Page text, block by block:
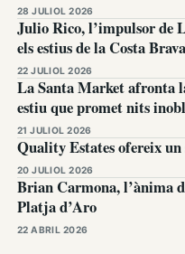
28 JULIOL 2026
Julio Rico, l’impulsor de
els estius de la Costa Brava
22 JULIOL 2026
La Santa Market afronta
estiu que promet nits
21 JULIOL 2026
Quality Estates ofereix
20 JULIOL 2026
Brian Carmona, l’ànima
Platja d’Aro
22 ABRIL 2026